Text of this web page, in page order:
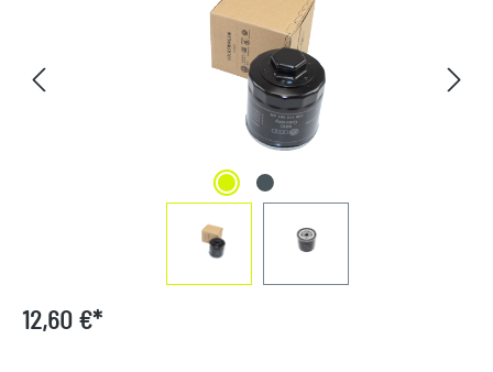
12,60 €*